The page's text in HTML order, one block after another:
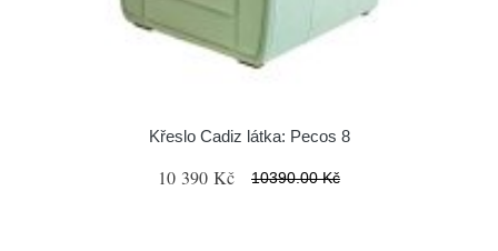
Křeslo Cadiz látka: Pecos 8
10 390 Kč 10390.00 Kč